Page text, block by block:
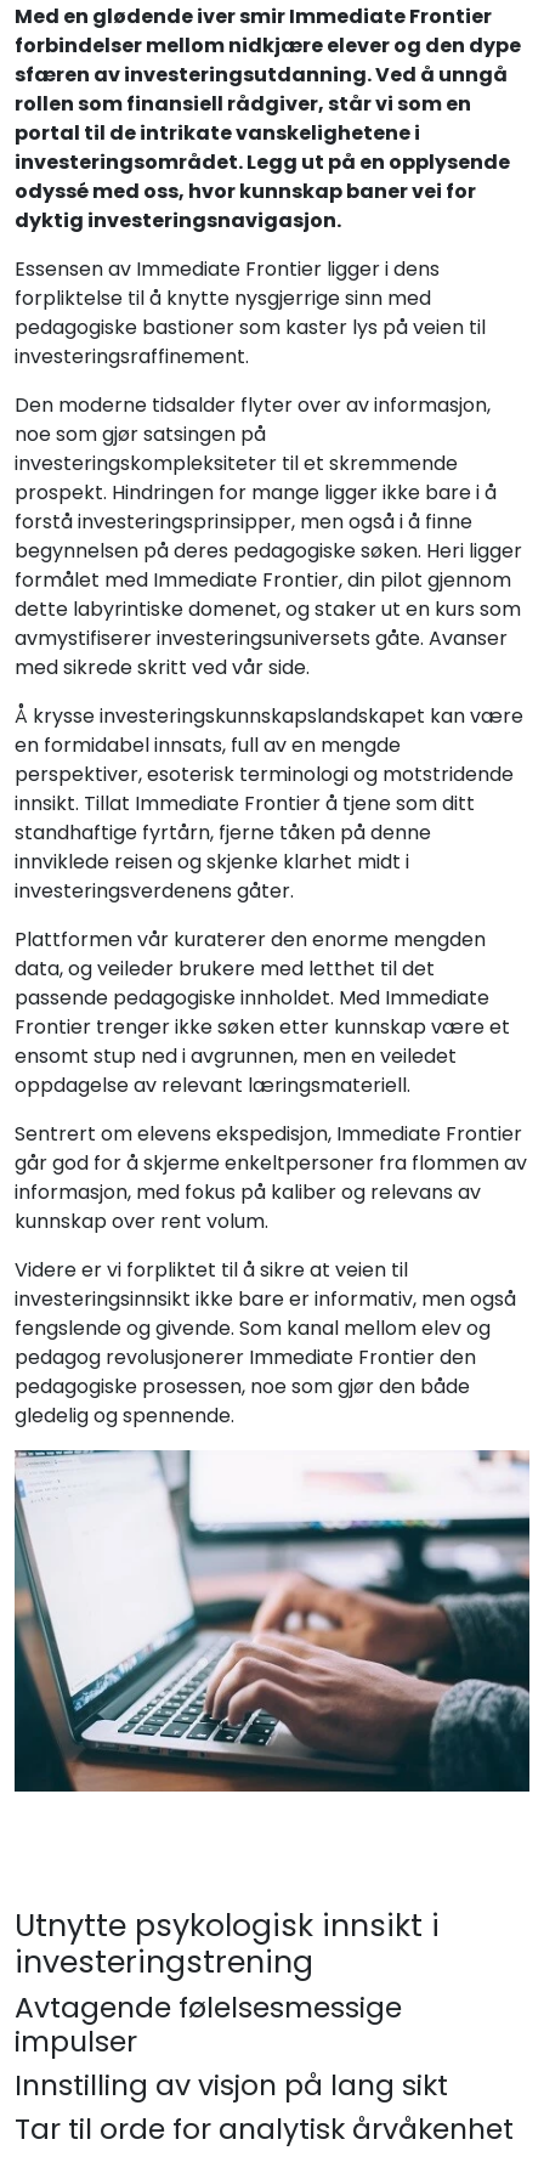
Med en glødende iver smir Immediate Frontier
forbindelser mellom nidkjære elever og den dype
sfæren av investeringsutdanning. Ved å unngå
rollen som finansiell rådgiver, står vi som en
portal til de intrikate vanskelighetene i
investeringsområdet. Legg ut på en opplysende
odyssé med oss, hvor kunnskap baner vei for
dyktig investeringsnavigasjon.
Essensen av Immediate Frontier ligger i dens
forpliktelse til å knytte nysgjerrige sinn med
pedagogiske bastioner som kaster lys på veien til
investeringsraffinement.
Den moderne tidsalder flyter over av informasjon,
noe som gjør satsingen på
investeringskompleksiteter til et skremmende
prospekt. Hindringen for mange ligger ikke bare i å
forstå investeringsprinsipper, men også i å finne
begynnelsen på deres pedagogiske søken. Heri ligger
formålet med Immediate Frontier, din pilot gjennom
dette labyrintiske domenet, og staker ut en kurs som
avmystifiserer investeringsuniversets gåte. Avanser
med sikrede skritt ved vår side.
Å krysse investeringskunnskapslandskapet kan være
en formidabel innsats, full av en mengde
perspektiver, esoterisk terminologi og motstridende
innsikt. Tillat Immediate Frontier å tjene som ditt
standhaftige fyrtårn, fjerne tåken på denne
innviklede reisen og skjenke klarhet midt i
investeringsverdenens gåter.
Plattformen vår kuraterer den enorme mengden
data, og veileder brukere med letthet til det
passende pedagogiske innholdet. Med Immediate
Frontier trenger ikke søken etter kunnskap være et
ensomt stup ned i avgrunnen, men en veiledet
oppdagelse av relevant læringsmateriell.
Sentrert om elevens ekspedisjon, Immediate Frontier
går god for å skjerme enkeltpersoner fra flommen av
informasjon, med fokus på kaliber og relevans av
kunnskap over rent volum.
Videre er vi forpliktet til å sikre at veien til
investeringsinnsikt ikke bare er informativ, men også
fengslende og givende. Som kanal mellom elev og
pedagog revolusjonerer Immediate Frontier den
pedagogiske prosessen, noe som gjør den både
gledelig og spennende.
Utnytte psykologisk innsikt i
investeringstrening
Avtagende følelsesmessige
impulser
Innstilling av visjon på lang sikt
Tar til orde for analytisk årvåkenhet